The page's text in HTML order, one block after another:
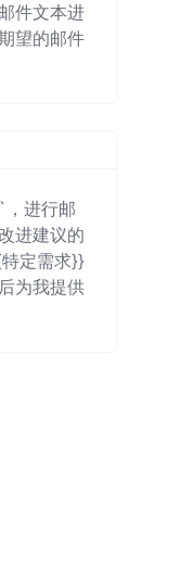
件文本进
望的邮件
进行邮
进建议的
定需求}}
为我提供